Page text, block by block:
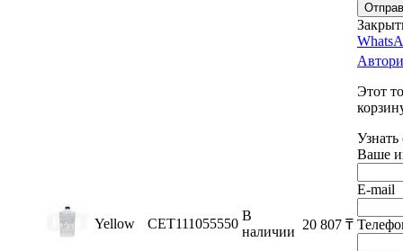
Yellow CET111055550
В
наличии 20 807 ₸
Этот
Узнать
Ваше
E-mail